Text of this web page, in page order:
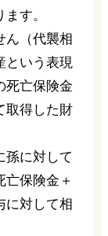
す。
ん（代襲相
という表現
死亡保険金
取得した財
孫に対して
亡保険金＋
に対して相